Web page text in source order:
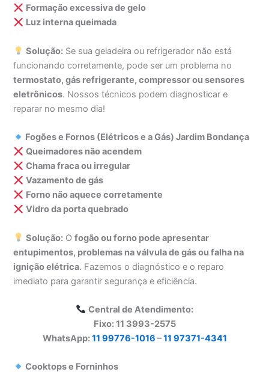
Formação excessiva de gelo
Luz interna queimada
Solução: Se sua geladeira ou refrigerador não está
funcionando corretamente, pode ser um problema no
termostato, gás refrigerante, compressor ou sensores
eletrônicos. Nossos técnicos podem diagnosticar e
reparar no mesmo dia!
Fogões e Fornos (Elétricos e a Gás) Jardim Bondança
Queimadores não acendem
Chama fraca ou irregular
Vazamento de gás
Forno não aquece corretamente
Vidro da porta quebrado
Solução: Ofogão ou forno pode apresentar
entupimentos, problemas na válvula de gás ou falha na
ignição elétrica. Fazemos o diagnóstico e o reparo
imediato para garantir segurança e eficiência.
Central de Atendimento:
Fixo: 11 3993-2575
WhatsApp:11 99776-1016 –11 97371-4341
Cooktops e Forninhos